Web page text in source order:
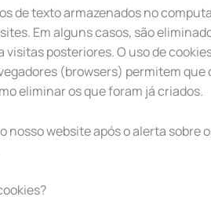
de texto armazenados no
Em alguns casos, são
posteriores. O uso de
(browsers) permitem que
eliminar os que foram já criados.
nosso website após o alerta sobre